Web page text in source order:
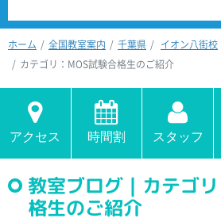
ホーム 全国教室案内 千葉県
イオン八街校
カテゴリ：MOS試験合格生のご紹介
アクセス 時間割 スタッフ
教室ブログ｜カテゴ
格生のご紹介